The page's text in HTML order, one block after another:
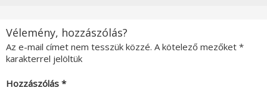
Vélemény, hozzászólás?
Az e-mail címet nem tesszük közzé. A kötelező mezőket *
karakterrel jelöltük
Hozzászólás *